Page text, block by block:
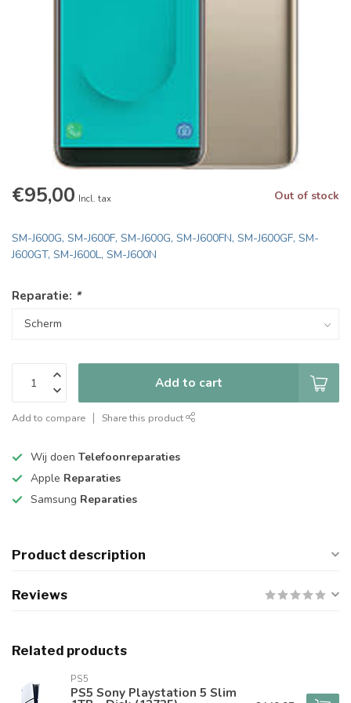
€95,00 Incl. tax Out of stock
SM-J600G, SM-J600F, SM-J600G, SM-J600FN, SM-J600GF, SM-
J600GT, SM-J600L, SM-J600N
Reparatie: *
Add to cart
Add to compare Share this product
Wij doen Telefoonreparaties
Apple Reparaties
Samsung Reparaties
Product description
Reviews
Related products
PS5
PS5 Sony Playstation 5 Slim